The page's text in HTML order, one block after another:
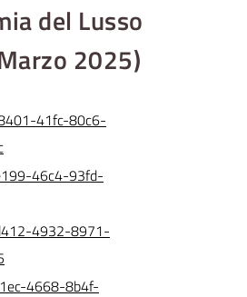
del Lusso
2025)